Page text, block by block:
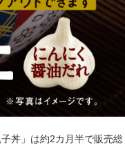
丼」は約2カ月半で販売総